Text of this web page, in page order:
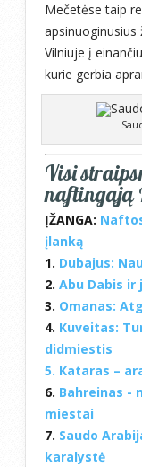
Mečetėse taip
apsinuoginusius
Vilniuje į
kurie gerbia
Visi
naftingąją
ĮŽANGA:
įlanką
1. Dubajus:
2. Abu Dabis
3. Omanas:
4. Kuveitas:
didmiestis
5. Kataras –
6. Bahreinas -
miestai
7. Saudo
karalystė